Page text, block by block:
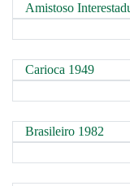
Amistoso
Carioca 1949
Brasileiro 1982